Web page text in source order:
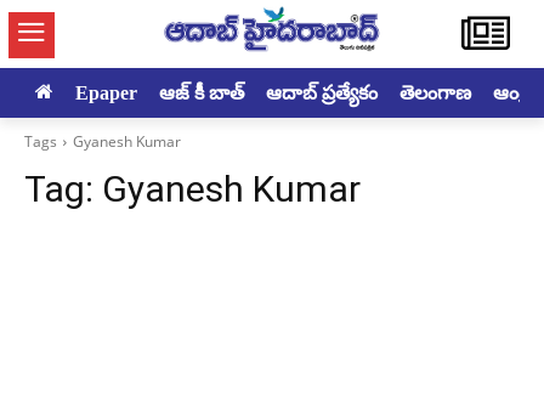
Epaper ఆజ్ కీ బాత్ ఆదాబ్ ప్రత్యేకం తెలంగాణ
Tags Gyanesh Kumar
Tag: Gyanesh Kumar